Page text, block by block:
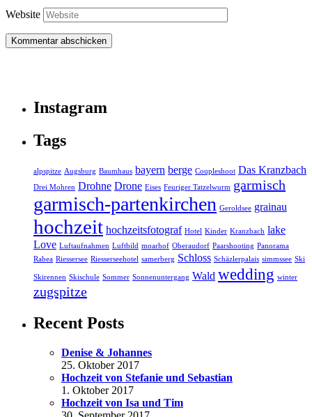
Website
Instagram
Tags
alpspitze Augsburg Baumhaus bayern berge Coupleshoot Das Kranzbach
Drei Mohren Drohne Drone Eises Feuriger Tatzelwurm garmisch
garmisch-partenkirchen Geroldsee grainau
hochzeit hochzeitsfotograf Hotel Kinder Kranzbach lake
Love Luftaufnahmen Luftbild moarhof Oberaudorf Paarshooting Panorama
Rabea Riessersee Riesserseehotel samerberg Schloss Schäzlerpalais simmssee Ski
Skirennen Skischule Sommer Sonnenuntergang Wald wedding winter
zugspitze
Recent Posts
Denise & Johannes
25. Oktober 2017
Hochzeit von Stefanie und Sebastian
1. Oktober 2017
Hochzeit von Isa und Tim